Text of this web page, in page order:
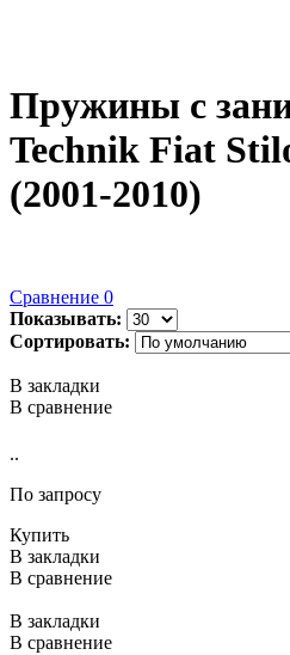
Пружины с
Technik Fiat
(2001-2010)
Сравнение 0
Показывать:
Сортировать:
В закладки
В сравнение
..
По запросу
Купить
В закладки
В сравнение
В закладки
В сравнение